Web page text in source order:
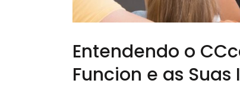
Entendendo o
Funcion e as